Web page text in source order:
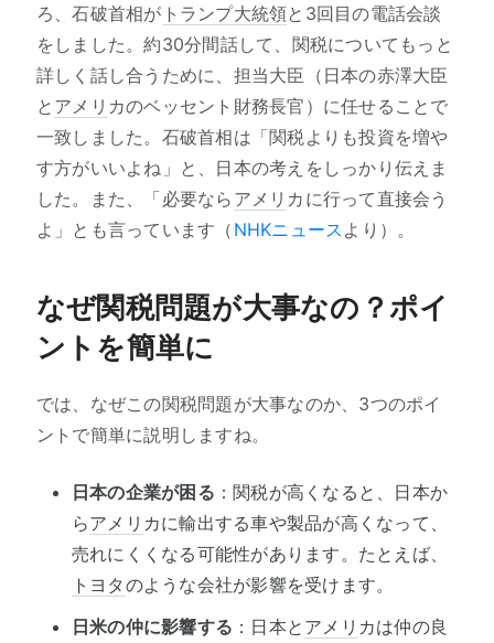
ろ、石破首相が トランプ大統領と3回目の電話会談
をしました。約30分間話して、関税についてもっと
詳しく話し合うために、担当大臣（日本の赤澤大臣
と アメリ カのベッセント財務長官）に任せることで
一致しました。石破首相は「関税よりも投資を増や
す方がいいよね」と、日本の考えをしっかり伝えま
した。また、「必要なら アメリ カに行って直接会う
よ」とも言っています（ NHKニュース より）。
なぜ関税問題が大事なの？ポイ
ントを簡単に
では、なぜこの関税問題が大事なのか、3つのポイ
ントで簡単に説明しますね。
日本の企業が困る ：関税が高くなると、日本か
らアメリ カに輸出する車や製品が高くなって、
売れにくくなる可能性があります。たとえば、
トヨタ のような会社が影響を受けます。
日米の仲に影響する ：日本と アメリ カは仲の良